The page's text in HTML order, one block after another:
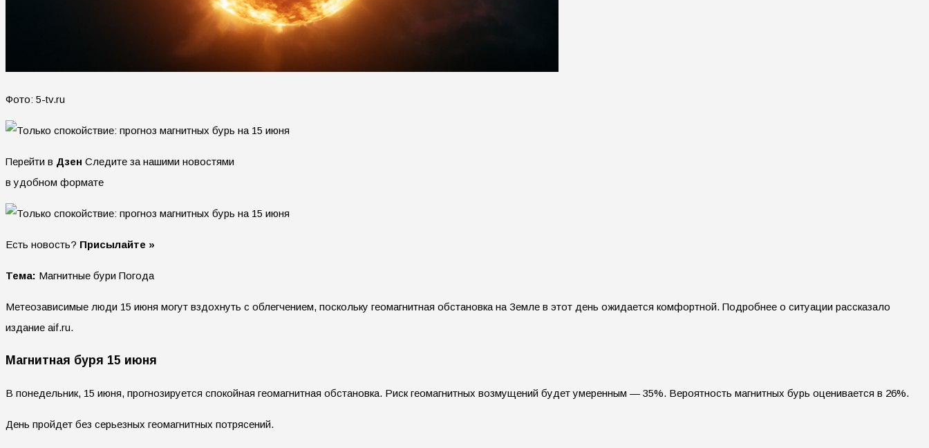
Фото: 5-tv.ru
Перейти в Дзен Следите за нашими новостями
в удобном формате
Есть новость? Присылайте »
Тема: Магнитные бури Погода
Метеозависимые люди 15 июня могут вздохнуть с облегчением, поскольку геомагнитная обстановка на Земле в этот день ожидается комфортной. Подробнее о ситуации рассказало
издание aif.ru.
Магнитная буря 15 июня
В понедельник, 15 июня, прогнозируется спокойная геомагнитная обстановка. Риск геомагнитных возмущений будет умеренным — 35%. Вероятность магнитных бурь оценивается в 26%.
День пройдет без серьезных геомагнитных потрясений.